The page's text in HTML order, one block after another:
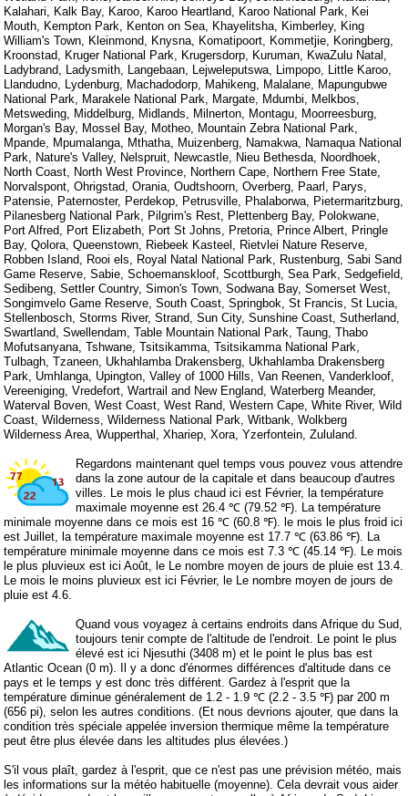
Kalahari, Kalk Bay, Karoo, Karoo Heartland, Karoo National Park, Kei
Mouth, Kempton Park, Kenton on Sea, Khayelitsha, Kimberley, King
William's Town, Kleinmond, Knysna, Komatipoort, Kommetjie, Koringberg,
Kroonstad, Kruger National Park, Krugersdorp, Kuruman, KwaZulu Natal,
Ladybrand, Ladysmith, Langebaan, Lejweleputswa, Limpopo, Little Karoo,
Llandudno, Lydenburg, Machadodorp, Mahikeng, Malalane, Mapungubwe
National Park, Marakele National Park, Margate, Mdumbi, Melkbos,
Metsweding, Middelburg, Midlands, Milnerton, Montagu, Moorreesburg,
Morgan's Bay, Mossel Bay, Motheo, Mountain Zebra National Park,
Mpande, Mpumalanga, Mthatha, Muizenberg, Namakwa, Namaqua National
Park, Nature's Valley, Nelspruit, Newcastle, Nieu Bethesda, Noordhoek,
North Coast, North West Province, Northern Cape, Northern Free State,
Norvalspont, Ohrigstad, Orania, Oudtshoorn, Overberg, Paarl, Parys,
Patensie, Paternoster, Perdekop, Petrusville, Phalaborwa, Pietermaritzburg,
Pilanesberg National Park, Pilgrim's Rest, Plettenberg Bay, Polokwane,
Port Alfred, Port Elizabeth, Port St Johns, Pretoria, Prince Albert, Pringle
Bay, Qolora, Queenstown, Riebeek Kasteel, Rietvlei Nature Reserve,
Robben Island, Rooi els, Royal Natal National Park, Rustenburg, Sabi Sand
Game Reserve, Sabie, Schoemanskloof, Scottburgh, Sea Park, Sedgefield,
Sedibeng, Settler Country, Simon's Town, Sodwana Bay, Somerset West,
Songimvelo Game Reserve, South Coast, Springbok, St Francis, St Lucia,
Stellenbosch, Storms River, Strand, Sun City, Sunshine Coast, Sutherland,
Swartland, Swellendam, Table Mountain National Park, Taung, Thabo
Mofutsanyana, Tshwane, Tsitsikamma, Tsitsikamma National Park,
Tulbagh, Tzaneen, Ukhahlamba Drakensberg, Ukhahlamba Drakensberg
Park, Umhlanga, Upington, Valley of 1000 Hills, Van Reenen, Vanderkloof,
Vereeniging, Vredefort, Wartrail and New England, Waterberg Meander,
Waterval Boven, West Coast, West Rand, Western Cape, White River, Wild
Coast, Wilderness, Wilderness National Park, Witbank, Wolkberg
Wilderness Area, Wupperthal, Xhariep, Xora, Yzerfontein, Zululand.
Regardons maintenant quel temps vous pouvez vous attendre
dans la zone autour de la capitale et dans beaucoup d'autres
villes. Le mois le plus chaud ici est Février, la température
maximale moyenne est 26.4 ℃ (79.52 ℉). La température
minimale moyenne dans ce mois est 16 ℃ (60.8 ℉). le mois le plus froid ici
est Juillet, la température maximale moyenne est 17.7 ℃ (63.86 ℉). La
température minimale moyenne dans ce mois est 7.3 ℃ (45.14 ℉). Le mois
le plus pluvieux est ici Août, le Le nombre moyen de jours de pluie est 13.4.
Le mois le moins pluvieux est ici Février, le Le nombre moyen de jours de
pluie est 4.6.
Quand vous voyagez à certains endroits dans Afrique du Sud,
toujours tenir compte de l'altitude de l'endroit. Le point le plus
élevé est ici Njesuthi (3408 m) et le point le plus bas est
Atlantic Ocean (0 m). Il y a donc d'énormes différences d'altitude dans ce
pays et le temps y est donc très différent. Gardez à l'esprit que la
température diminue généralement de 1.2 - 1.9 ℃ (2.2 - 3.5 ℉) par 200 m
(656 pi), selon les autres conditions. (Et nous devrions ajouter, que dans la
condition très spéciale appelée inversion thermique même la température
peut être plus élevée dans les altitudes plus élevées.)
S'il vous plaît, gardez à l'esprit, que ce n'est pas une prévision météo, mais
les informations sur la météo habituelle (moyenne). Cela devrait vous aider